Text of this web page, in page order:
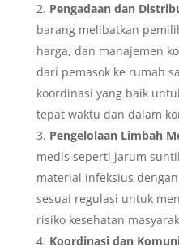
Pengadaan dan
barang melibatkan
harga, dan manajemen
dari pemasok ke rumah
koordinasi yang baik
tepat waktu dan dalam
Pengelolaan Limbah
medis seperti jarum
material infeksius
sesuai regulasi untuk
risiko kesehatan
Koordinasi dan